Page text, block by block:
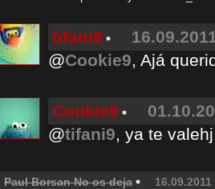
tifani9
@Cookie9, Ajá
Cookie9
@tifani9, ya te
Paul Borsan No os deja